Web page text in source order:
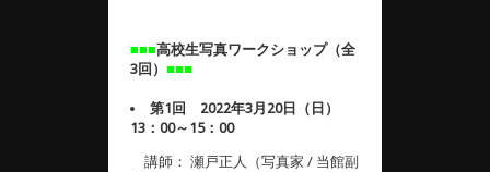
■■■高校生写真ワークショップ（全
3回） ■■■
第1回 2022年3月20日（日）
13：00～15：00
講師： 瀬戸正人（写真家 / 当館副